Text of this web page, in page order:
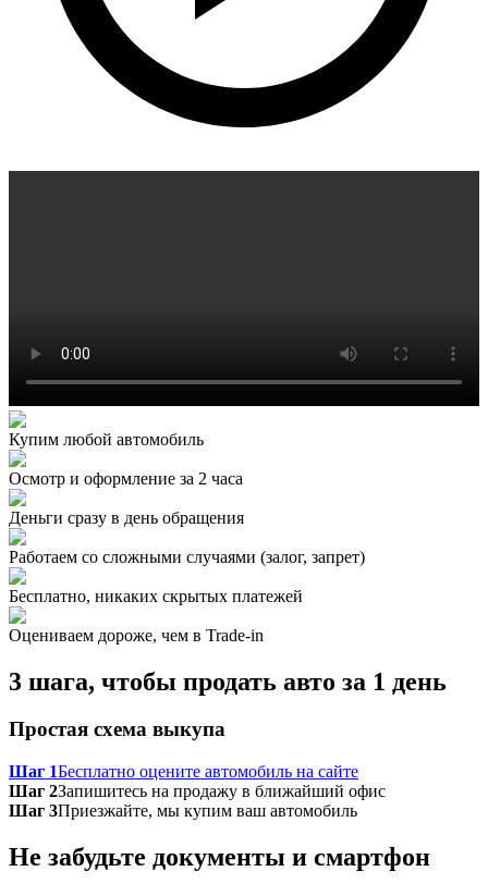
Купим любой автомобиль
Осмотр и оформление за 2 часа
Деньги сразу в день обращения
Работаем со сложными случаями (залог, запрет)
Бесплатно, никаких скрытых платежей
Оцениваем дороже, чем в Trade‑in
3 шага, чтобы продать авто за 1 день
Простая схема выкупа
Шаг 1Бесплатно оцените автомобиль на сайте
Шаг 2Запишитесь на продажу в ближайший офис
Шаг 3Приезжайте, мы купим ваш автомобиль
Не забудьте документы и смартфон